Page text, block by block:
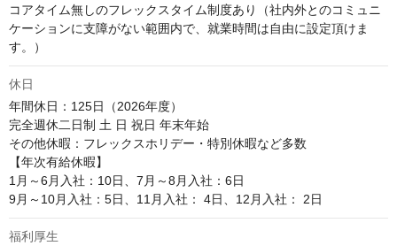
コアタイム無しのフレックスタイム制度あり（社内外とのコミュニ
ケーションに支障がない範囲内で、就業時間は自由に設定頂けま
す。）
休日
年間休日：125日（2026年度）
完全週休二日制 土 日 祝日 年末年始
その他休暇：フレックスホリデー・特別休暇など多数
【年次有給休暇】
1月～6月入社：10日、7月～8月入社：6日
9月～10月入社：5日、11月入社： 4日、12月入社： 2日
福利厚生